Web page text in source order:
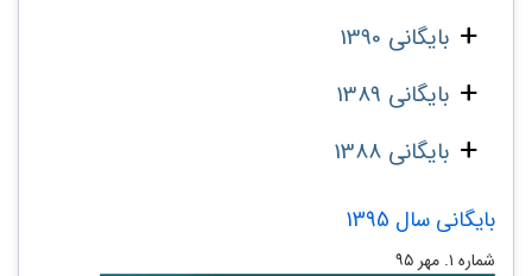
بایگانی 1390
بایگانی 1389
بایگانی 1388
بایگانی سال 1395
شماره ۱. مهر ۹۵